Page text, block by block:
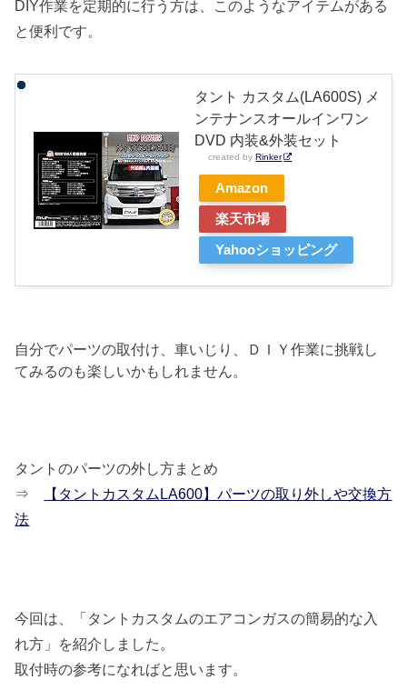
DIY作業を定期的に行う方は、このようなアイテムがある
と便利です。
タント カスタム(LA600S) メ
ンテナンスオールインワン
DVD 内装&外装セット
created byRinker
Amazon
楽天市場
Yahooショッピング
自分でパーツの取付け、車いじり、ＤＩＹ作業に挑戦し
てみるのも楽しいかもしれません。
タントのパーツの外し方まとめ
⇒
【タントカスタムLA600】パーツの取り外しや交換方
法
今回は、「タントカスタムのエアコンガスの簡易的な入
れ方」を紹介しました。
取付時の参考になればと思います。